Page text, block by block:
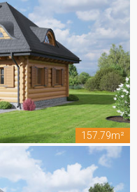
157.79m²